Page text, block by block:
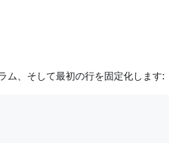
ム、そして最初の行を固定化します: